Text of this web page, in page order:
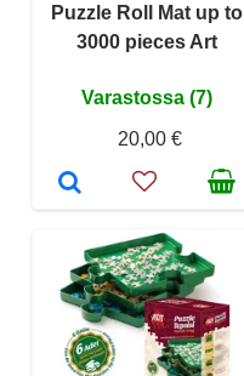
Puzzle Roll Mat up to
3000 pieces Art
Varastossa (7)
20,00 €